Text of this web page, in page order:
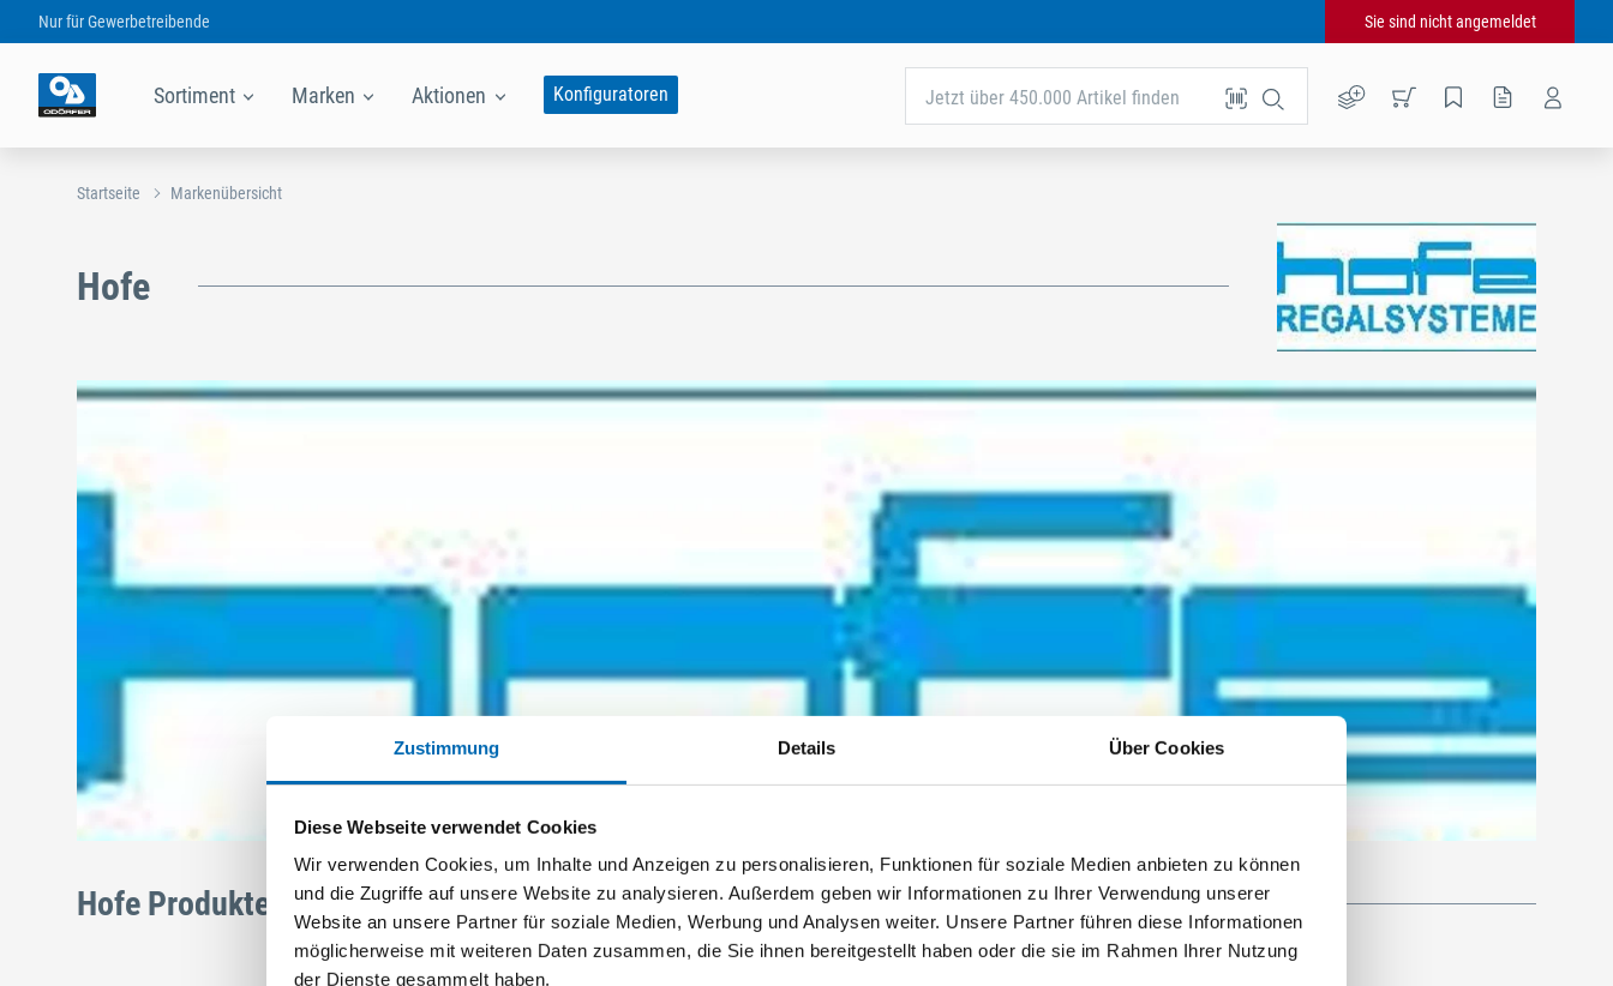
Zustimmung Details Über Cookies
Diese Webseite verwendet Cookies
Wir verwenden Cookies, um Inhalte und Anzeigen zu personalisieren, Funktionen für soziale Medien anbieten zu können
und die Zugriffe auf unsere Website zu analysieren. Außerdem geben wir Informationen zu Ihrer Verwendung unserer
Website an unsere Partner für soziale Medien, Werbung und Analysen weiter. Unsere Partner führen diese Informationen
möglicherweise mit weiteren Daten zusammen, die Sie ihnen bereitgestellt haben oder die sie im Rahmen Ihrer Nutzung
der Dienste gesammelt haben.
Nur fürGewerbetreibende Sie sind nicht angemeldet
Sortiment Marken Aktionen Konfiguratoren Jetzt über 450.000 Artikel finden
Startseite Markenübersicht
Hofe
Hofe Produkte